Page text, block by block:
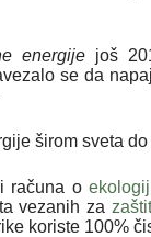
energije još
se da
širom sveta
računa o
vezanih za
koriste 100%